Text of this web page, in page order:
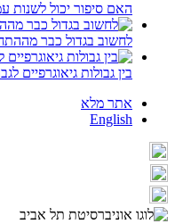
האם סיפור יכול לשנות
לחשוב בגדול כבר
בין גבולות גיאוגרפיים
אתר מלא
English